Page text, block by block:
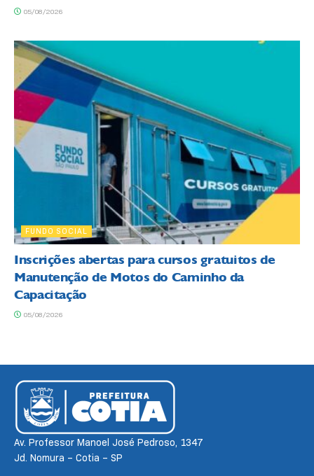
05/08/2026
FUNDO SOCIAL
Inscrições abertas para cursos gratuitos de
Manutenção de Motos do Caminho da
Capacitação
05/08/2026
Av. Professor Manoel José Pedroso, 1347
Jd. Nomura – Cotia – SP